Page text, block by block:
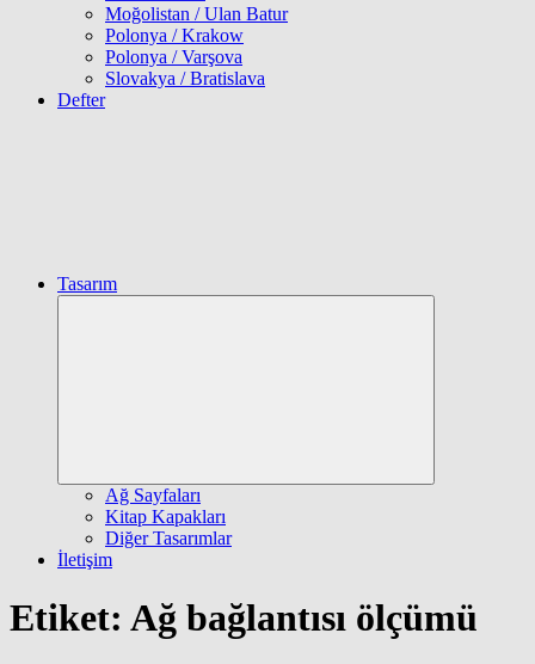
Moğolistan / Ulan Batur
Polonya / Krakow
Polonya / Varşova
Slovakya / Bratislava
Defter
Tasarım
Ağ Sayfaları
Kitap Kapakları
Diğer Tasarımlar
İletişim
Etiket: Ağ bağlantısı ölçümü